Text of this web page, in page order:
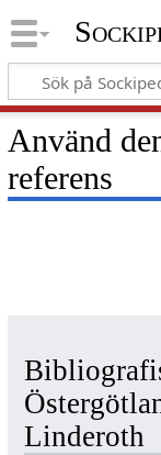
Använd
referens
Linderoth